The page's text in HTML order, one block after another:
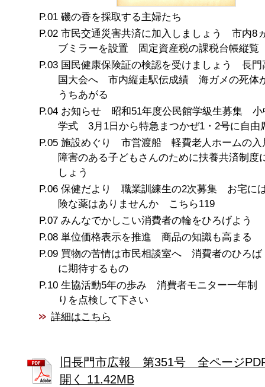
磯の香を採取する主婦たち
市民交通災害共済に加入しましょう 市内8
ブミラーを設置 固定資産税の課税台帳縦覧
国民健康保険証の検認を受けましょう 長門
国大会へ 市内縦走駅伝成績 海ガメの死体
うちあがる
お知らせ 昭和51年度公民館学級生募集 小
学式 3月1日から特急まつかぜ1・2号に自由
施設めぐり 市営渡船 軽費老人ホームの
障害のある子どもさんのために扶養共済制度
しょう
保健だより 職業訓練生の2次募集 お宅に
険な薬はありませんか こちら119
みんなでかしこい消費者の輪をひろげよう
単位価格表示を推進 商品の知識も高まる
買物の苦情は市民相談室へ 消費者のひろ
に期待するもの
生協活動5年の歩み 消費者モニター一年制
りを点検して下さい
詳細はこちら
旧長門市広報 第351号 全ページ
開く 11.42MB